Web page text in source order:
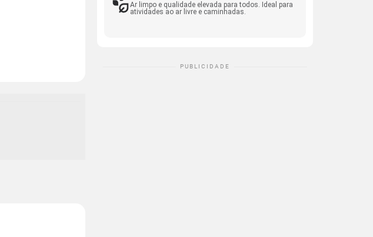
Ar limpo e qualidade elevada para todos. Ideal para
atividades ao ar livre e caminhadas.